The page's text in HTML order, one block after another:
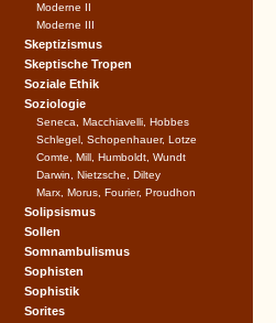
Moderne II
Moderne III
Skeptizismus
Skeptische Tropen
Soziale Ethik
Soziologie
Seneca, Macchiavelli, Hobbes
Schlegel, Schopenhauer, Lotze
Comte, Mill, Humboldt, Wundt
Darwin, Nietzsche, Diltey
Marx, Morus, Fourier, Proudhon
Solipsismus
Sollen
Somnambulismus
Sophisten
Sophistik
Sorites